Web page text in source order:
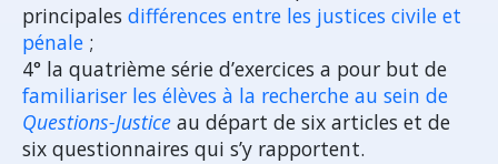
principales différences entre les justices civile et
pénale ;
4° la quatrième série d’exercices a pour but de
familiariser les élèves à la recherche au sein de
Questions-Justice au départ de six articles et de
six questionnaires qui s’y rapportent.